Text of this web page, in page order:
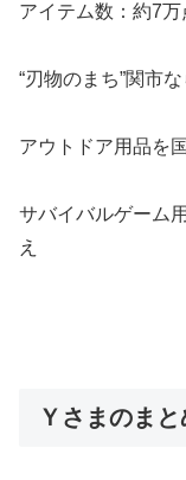
アイテム数：約7万
“刃物のまち”関市
アウトドア用品を
サバイバルゲーム
え
Ｙさまのまと